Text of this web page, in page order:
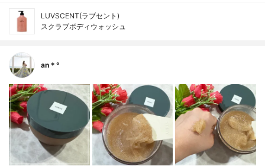
LUVSCENT(ラブセント)
スクラブボディウォッシュ
an＊°